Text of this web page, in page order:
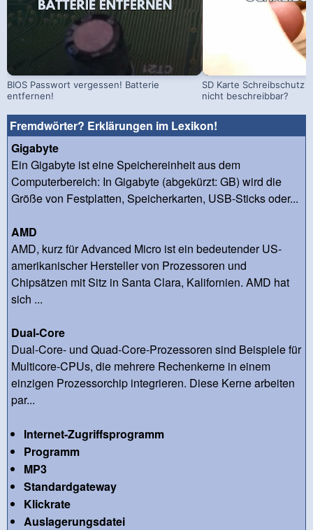
BIOS Passwort vergessen! Batterie
entfernen!
SD Karte Schreibschutz
nicht beschreibbar?
Fremdwörter? Erklärungen im Lexikon!
Gigabyte
Ein Gigabyte ist eine Speichereinheit aus dem
Computerbereich: In Gigabyte (abgekürzt: GB) wird die
Größe von Festplatten, Speicherkarten, USB-Sticks oder...
AMD
AMD, kurz für Advanced Micro ist ein bedeutender US-
amerikanischer Hersteller von Prozessoren und
Chipsätzen mit Sitz in Santa Clara, Kalifornien. AMD hat
sich ...
Dual-Core
Dual-Core- und Quad-Core-Prozessoren sind Beispiele für
Multicore-CPUs, die mehrere Rechenkerne in einem
einzigen Prozessorchip integrieren. Diese Kerne arbeiten
par...
Internet-Zugriffsprogramm
Programm
MP3
Standardgateway
Klickrate
Auslagerungsdatei